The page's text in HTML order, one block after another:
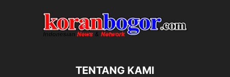
TENTANG KAMI